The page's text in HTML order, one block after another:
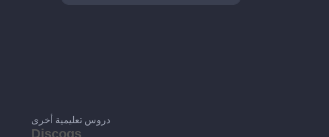
دروس تعليمية أخرى
Discogs